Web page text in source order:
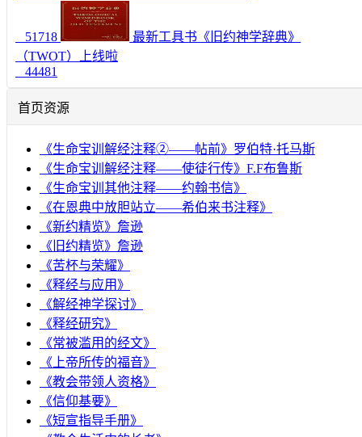
51718
最新工具书《旧约神学辞典》
（TWOT）上线啦
44481
首页资源
《生命宝训解经注释②——帖前》罗伯特·托马斯
《生命宝训解经注释——使徒行传》F.F布鲁斯
《生命宝训其他注释——约翰书信》
《在恩典中放胆站立——希伯来书注释》
《新约精览》詹逊
《旧约精览》詹逊
《苦杯与荣耀》
《释经与应用》
《解经神学探讨》
《释经研究》
《常被滥用的经文》
《上帝所传的福音》
《教会带领人资格》
《信仰基要》
《短宣指导手册》